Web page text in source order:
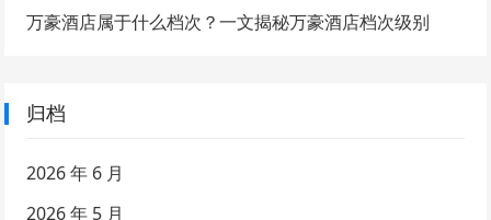
万豪酒店属于什么档次？一文揭秘万豪酒店档次级别
归档
2026 年 6 月
2026 年 5 月